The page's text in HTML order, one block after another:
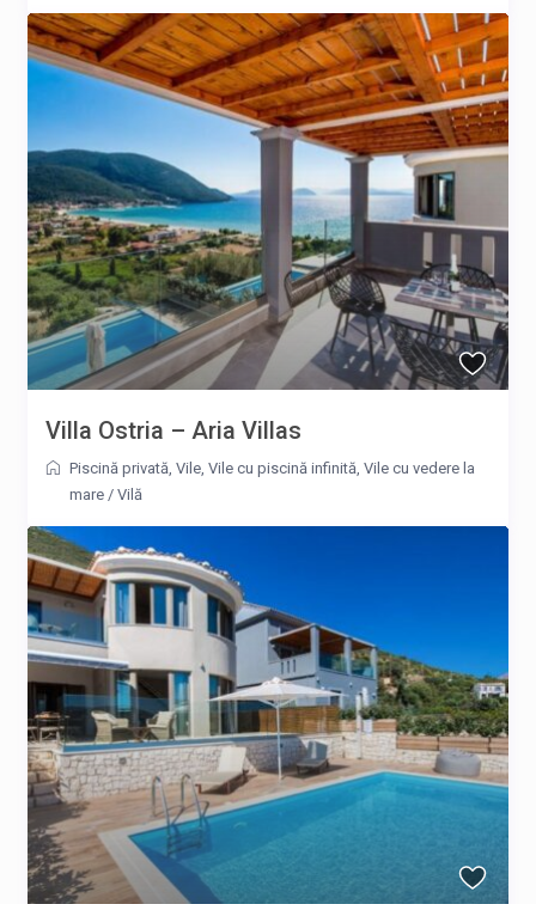
Villa Ostria – Aria Villas
Piscină privată,Vile,Vile cu piscină infinită,Vile cu vedere la
mare /Vilă